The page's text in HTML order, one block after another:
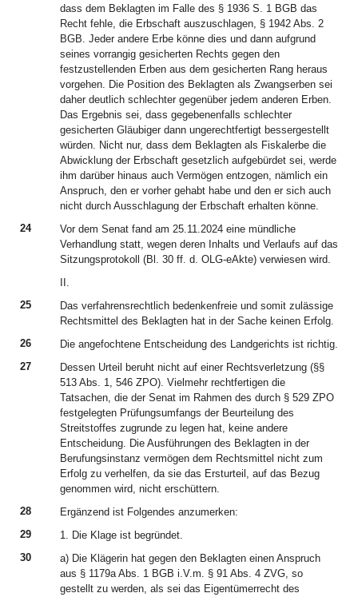
dass dem Beklagten im Falle des § 1936 S. 1 BGB das
Recht fehle, die Erbschaft auszuschlagen, § 1942 Abs. 2
BGB. Jeder andere Erbe könne dies und dann aufgrund
seines vorrangig gesicherten Rechts gegen den
festzustellenden Erben aus dem gesicherten Rang heraus
vorgehen. Die Position des Beklagten als Zwangserben sei
daher deutlich schlechter gegenüber jedem anderen Erben.
Das Ergebnis sei, dass gegebenenfalls schlechter
gesicherten Gläubiger dann ungerechtfertigt bessergestellt
würden. Nicht nur, dass dem Beklagten als Fiskalerbe die
Abwicklung der Erbschaft gesetzlich aufgebürdet sei, werde
ihm darüber hinaus auch Vermögen entzogen, nämlich ein
Anspruch, den er vorher gehabt habe und den er sich auch
nicht durch Ausschlagung der Erbschaft erhalten könne.
24
Vor dem Senat fand am 25.11.2024 eine mündliche
Verhandlung statt, wegen deren Inhalts und Verlaufs auf das
Sitzungsprotokoll (Bl. 30 ff. d. OLG-eAkte) verwiesen wird.
II.
25
Das verfahrensrechtlich bedenkenfreie und somit zulässige
Rechtsmittel des Beklagten hat in der Sache keinen Erfolg.
26
Die angefochtene Entscheidung des Landgerichts ist richtig.
27
Dessen Urteil beruht nicht auf einer Rechtsverletzung (§§
513 Abs. 1, 546 ZPO). Vielmehr rechtfertigen die
Tatsachen, die der Senat im Rahmen des durch § 529 ZPO
festgelegten Prüfungsumfangs der Beurteilung des
Streitstoffes zugrunde zu legen hat, keine andere
Entscheidung. Die Ausführungen des Beklagten in der
Berufungsinstanz vermögen dem Rechtsmittel nicht zum
Erfolg zu verhelfen, da sie das Ersturteil, auf das Bezug
genommen wird, nicht erschüttern.
28
Ergänzend ist Folgendes anzumerken:
29
1. Die Klage ist begründet.
30
a) Die Klägerin hat gegen den Beklagten einen Anspruch
aus § 1179a Abs. 1 BGB i.V.m. § 91 Abs. 4 ZVG, so
gestellt zu werden, als sei das Eigentümerrecht des